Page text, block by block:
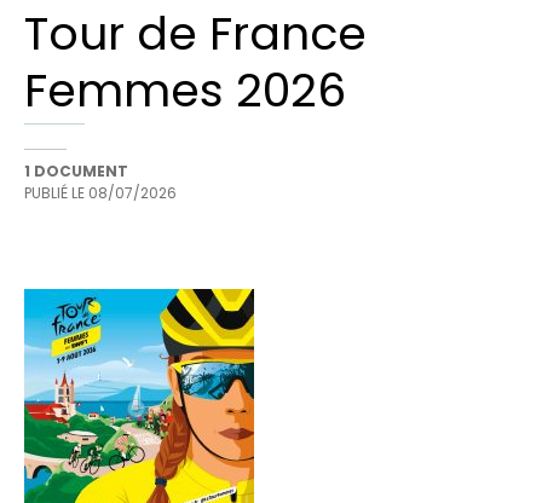
Tour de France
Femmes 2026
1 DOCUMENT
PUBLIÉ LE 08/07/2026